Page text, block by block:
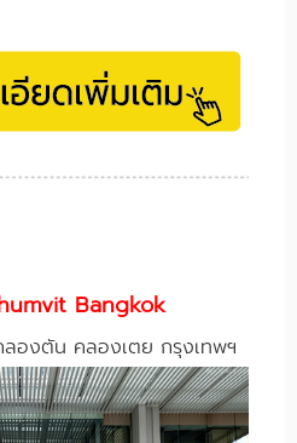
Bangkok
องตัน คลองเตย กรุงเทพฯ